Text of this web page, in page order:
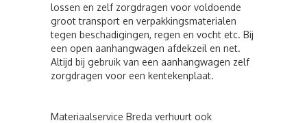
lossen en zelf zorgdragen voor voldoende
groot transport en verpakkingsmaterialen
tegen beschadigingen, regen en vocht etc. Bij
een open aanhangwagen afdekzeil en net.
Altijd bij gebruik van een aanhangwagen zelf
zorgdragen voor een kentekenplaat.
Materiaalservice Breda verhuurt ook